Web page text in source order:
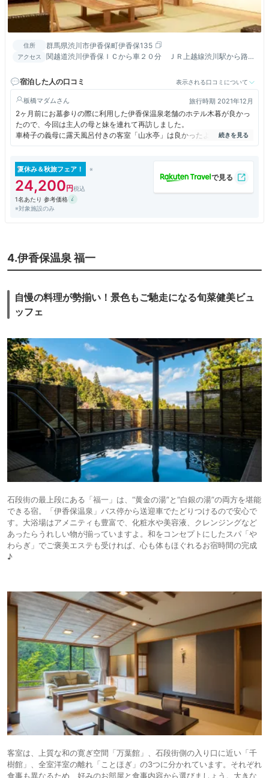
住所 群馬県渋川市伊香保町伊香保135
アクセス
関越道渋川伊香保ＩＣから車２０分 ＪＲ上越線渋川駅から路線
ます
宿泊した人の口コミ 表示される口コミについて
板橋マダム 旅行時期 2021年12月
2ヶ月前にお墓参りの際に利用した伊香保温泉老舗のホテル木暮が良かっ
たので、今回は主人の母と妹を連れて再訪しました。
車椅子の義母に露天風呂付きの客室「山水亭」は良かったようです。
実は山水亭の部屋の露天風呂は源泉ではなく、前回はそれなら露天風呂付
今回は大浴場にお風呂がたくさんあっても部屋から大浴場まで少し距離が
あり、足の悪い義母だと移動がきびしいかもと主人が配慮して部屋の露天
風呂付き山水亭にしました。
さらに主人は今回貸切り展望露天風呂「癒しの湯」源泉檜風呂を手配。
60分2,750円で、癒しの湯だけは車椅子対応トイレになっています。
開放感」とホテルパンフレットにあるとおりでした。
湯上がり後も脱衣場に椅子があるので時間内はのんびりできます。
車椅子利用でも温泉に入りたい方におすすめいたします。
なお、朝食会場はエスカレーターで降りますが、車椅子はホテルのスタッ
フがエレベーターで案内してくださいました。
夏休み＆秋旅フェア！
24,200
1名あたり 参考価格
※対象施設のみ
4.伊香保温泉 福一
自慢の料理が勢揃い！景色もご馳走になる旬菜健美ビュ
ッフェ
石段街の最上段にある「福一」は、“黄金の湯”と“白銀の湯”の両方を堪能
できる宿。「伊香保温泉」バス停から送迎車でたどりつけるので安心で
す。大浴場はアメニティも豊富で、化粧水や美容液、クレンジングなど
あったらうれしい物が揃っていますよ。和をコンセプトにしたスパ「や
わらぎ」でご褒美エステも受ければ、心も体もほぐれるお宿時間の完成
♪
客室は、上質な和の寛ぎ空間「万葉館」、石段街側の入り口に近い「千
樹館」、全室洋室の離れ「ことほぎ」の3つに分かれています。それぞれ
食事も異なるため、好みのお部屋と食事内容から選びましょう。大きな